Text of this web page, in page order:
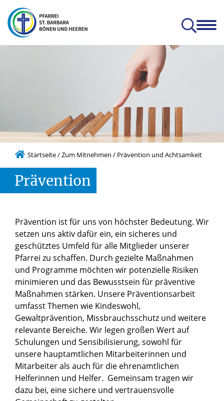
Startseite/Zum Mitnehmen / Prävention und Achtsamkeit
Prävention
Prävention ist für uns von höchster Bedeutung. Wir
setzen uns aktiv dafür ein, ein sicheres und
geschütztes Umfeld für alle Mitglieder unserer
Pfarrei zu schaffen. Durch gezielte Maßnahmen
und Programme möchten wir potenzielle Risiken
minimieren und das Bewusstsein für präventive
Maßnahmen stärken. Unsere Präventionsarbeit
umfasst Themen wie Kindeswohl,
Gewaltprävention, Missbrauchsschutz und weitere
relevante Bereiche. Wir legen großen Wert auf
Schulungen und Sensibilisierung, sowohl für
unsere hauptamtlichen Mitarbeiterinnen und
Mitarbeiter als auch für die ehrenamtlichen
Helferinnen und Helfer. Gemeinsam tragen wir
dazu bei, eine sichere und vertrauensvolle